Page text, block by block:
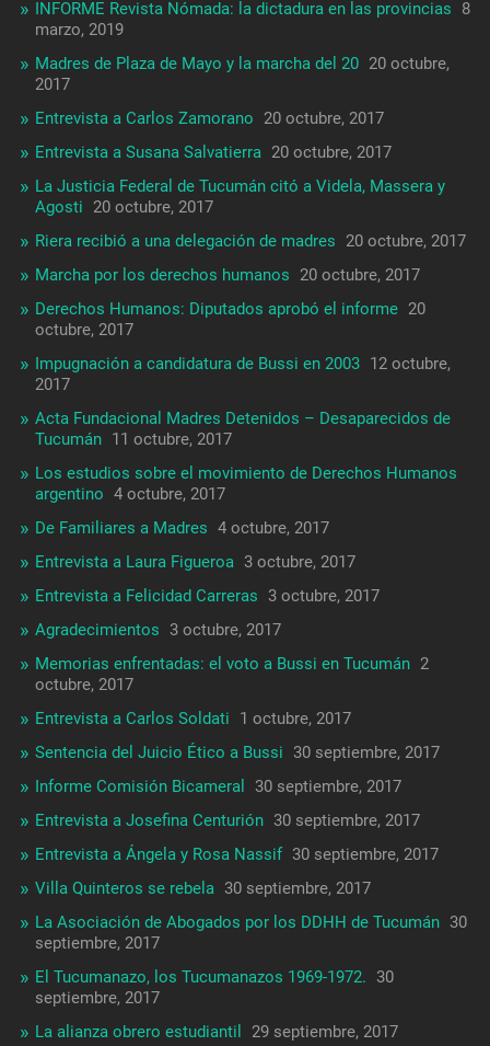
INFORME Revista Nómada: la dictadura en las provincias
8
marzo, 2019
Madres de Plaza de Mayo y la marcha del 20 20 octubre,
2017
Entrevista a Carlos Zamorano
20 octubre, 2017
Entrevista a Susana Salvatierra
20 octubre, 2017
La Justicia Federal de Tucumán citó a Videla, Massera y
Agosti
20 octubre, 2017
Riera recibió a una delegación de madres
20 octubre, 2017
Marcha por los derechos humanos
20 octubre, 2017
Derechos Humanos: Diputados aprobó el informe 20
octubre, 2017
Impugnación a candidatura de Bussi en 2003 12 octubre,
2017
Acta Fundacional Madres Detenidos – Desaparecidos de
Tucumán 11 octubre, 2017
Los estudios sobre el movimiento de Derechos Humanos
argentino 4 octubre, 2017
De Familiares a Madres 4 octubre, 2017
Entrevista a Laura Figueroa 3 octubre, 2017
Entrevista a Felicidad Carreras 3 octubre, 2017
Agradecimientos 3 octubre, 2017
Memorias enfrentadas: el voto a Bussi en Tucumán 2
octubre, 2017
Entrevista a Carlos Soldati
1 octubre, 2017
Sentencia del Juicio Ético a Bussi 30 septiembre, 2017
Informe Comisión Bicameral
30 septiembre, 2017
Entrevista a Josefina Centurión 30 septiembre, 2017
Entrevista a Ángela y Rosa Nassif 30 septiembre, 2017
Villa Quinteros se rebela 30 septiembre, 2017
La Asociación de Abogados por los DDHH de Tucumán 30
septiembre, 2017
El Tucumanazo, los Tucumanazos 1969-1972. 30
septiembre, 2017
La alianza obrero estudiantil
29 septiembre, 2017